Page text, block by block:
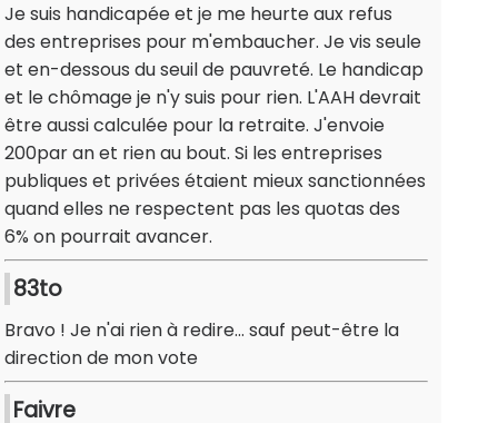
Je suis handicapée et je me heurte aux refus
des entreprises pour m'embaucher. Je vis seule
et en-dessous du seuil de pauvreté. Le handicap
et le chômage je n'y suis pour rien. L'AAH devrait
être aussi calculée pour la retraite. J'envoie
200par an et rien au bout. Si les entreprises
publiques et privées étaient mieux sanctionnées
quand elles ne respectent pas les quotas des
6% on pourrait avancer.
83to
Bravo ! Je n'ai rien à redire... sauf peut-être la
direction de mon vote
Faivre